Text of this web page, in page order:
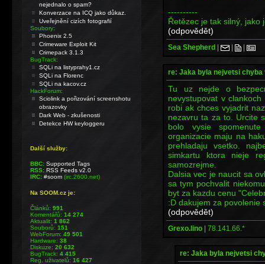
----------
Řetězec je tak silný, jako
(odpovědět)
Sea Shepherd | | |
re: Jaka byla nejvetsi chyba
Tu uz nejde o
nevystupovat v
robi ak chces vyjadrit
nezavru ta za to. Urcite
bolo vysie
organizacie maju na
prehladaju vsetko.
simkartu ktora nieje
samozrejme.
Dalsia vec je naucit sa
sa tym pochvalit
byt za kazdu cenu
:D dakujem za povolenie
(odpovědět)
Grexo.lino | 78.141.66.*
re: Jaka byla nejvetsi
nejednalo o spam?
Konverzace na ICQ jako důkaz.
Uveřejnění cizích fotografií
Soubory:
Phoenix 2.5
Crimeware Exploit Kit
Crimepack 3.1.3
BugTrack:
SQLi na listyprahy1.cz
SQLi na Florenc
SQLi na kacov.cz
HackForum:
Sciolink a pořizování screenshotu
obrazovky
Dark Web - zkušenosti
Detekce HW keyloggeru
Další služby:
BBC: Supported Tags
RSS: RSS Feeds v2.0
IRC: #soom(irc.2600.net)
Na SOOM.cz je:
Článků:991
Komentářů:14 274
Aktualit:1 862
Souborů:151
WebForum:49 501
Hardware:38
Diskuze:20 632
BugTrack:4 415
Reg. uživatelů:16 427